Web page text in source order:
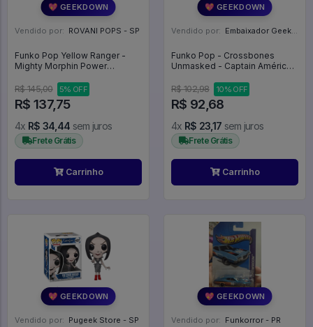
💖 GEEKDOWN
Vendido por: ROVANI POPS - SP
Funko Pop Yellow Ranger -
Mighty Morphin Power
R$ 145,00
5% OFF
R$ 137,75
4x R$ 34,44 sem juros
Frete Grátis
Carrinho
💖 GEEKDOWN
Vendido por: Embaixador Geek - SP
Funko Pop - Crossbones
Unmasked - Captain América
R$ 102,98
10% OFF
R$ 92,68
4x R$ 23,17 sem juros
Frete Grátis
Carrinho
💖 GEEKDOWN
Vendido por: Pugeek Store - SP
💖 GEEKDOWN
Vendido por: Funkorror - PR